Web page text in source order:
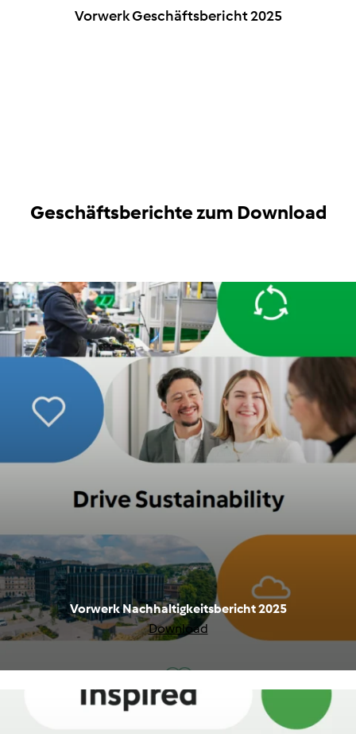
Vorwerk Geschäftsbericht 2025
Geschäftsberichte zum Download
Vorwerk Nachhaltigkeitsbericht 2025
Download